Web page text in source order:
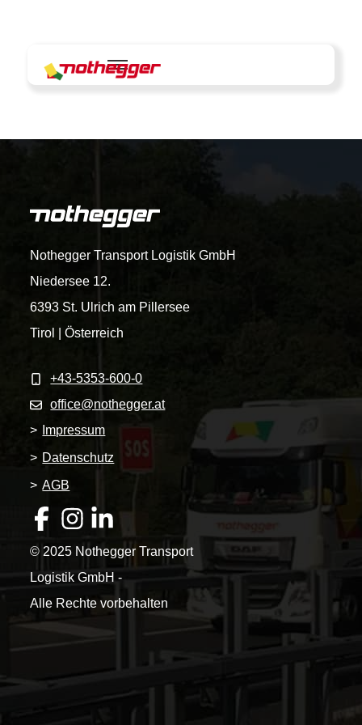
Nothegger Transport Logistik GmbH
Niedersee 12.
6393 St. Ulrich am Pillersee
Tirol | Österreich
+43-5353-600-0
office@nothegger.at
>
Impressum
> Datenschutz
> AGB
© 2025 Nothegger Transport
Logistik GmbH -
Alle Rechte vorbehalten